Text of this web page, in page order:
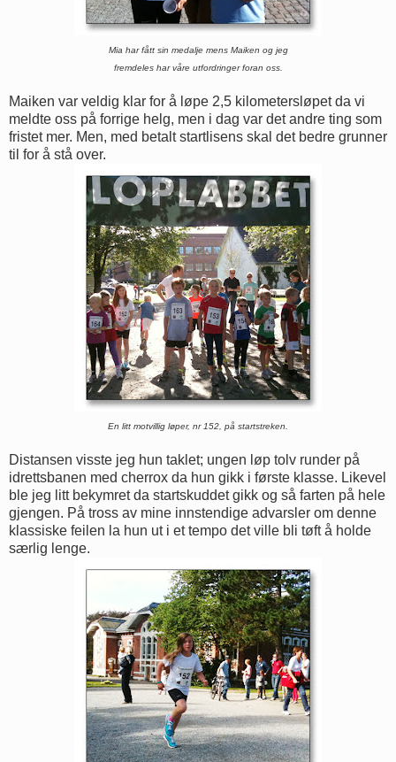
Mia har fått sin medalje mens Maiken og jeg
fremdeles har våre utfordringer foran oss.
Maiken var veldig klar for å løpe 2,5 kilometersløpet da vi
meldte oss på forrige helg, men i dag var det andre ting som
fristet mer. Men, med betalt startlisens skal det bedre grunner
til for å stå over.
En litt motvillig løper, nr 152, på startstreken.
Distansen visste jeg hun taklet; ungen løp tolv runder på
idrettsbanen med cherrox da hun gikk i første klasse. Likevel
ble jeg litt bekymret da startskuddet gikk og så farten på hele
gjengen. På tross av mine innstendige advarsler om denne
klassiske feilen la hun ut i et tempo det ville bli tøft å holde
særlig lenge.